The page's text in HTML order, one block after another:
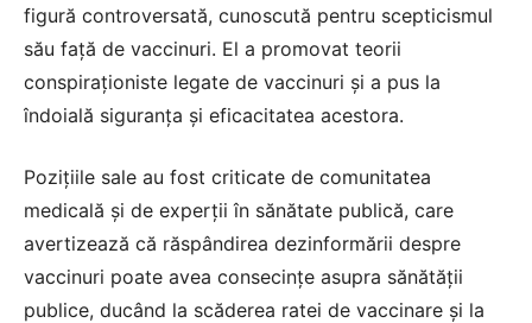
figură controversată, cunoscută pentru scepticismul
său față de vaccinuri. El a promovat teorii
conspiraționiste legate de vaccinuri și a pus la
îndoială siguranța și eficacitatea acestora.
Pozițiile sale au fost criticate de comunitatea
medicală și de experții în sănătate publică, care
avertizează că răspândirea dezinformării despre
vaccinuri poate avea consecințe asupra sănătății
publice, ducând la scăderea ratei de vaccinare și la